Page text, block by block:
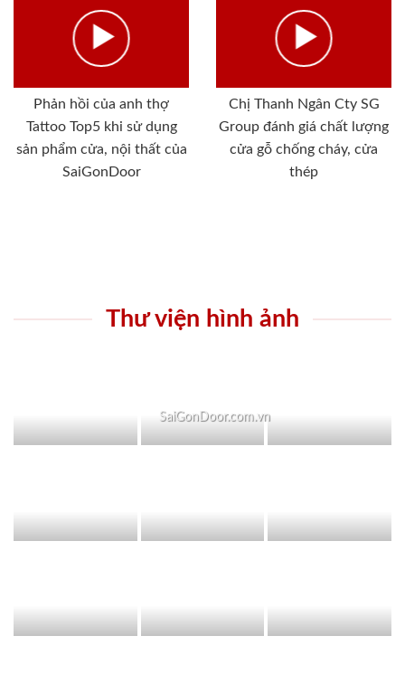
Phản hồi của anh thợ
Tattoo Top5 khi sử dụng
sản phẩm cửa, nội thất của
SaiGonDoor
Chị Thanh Ngân Cty SG
Group đánh giá chất lượng
cửa gỗ chống cháy, cửa
thép
Thư viện hình ảnh
SaiGonDoor.com.vn